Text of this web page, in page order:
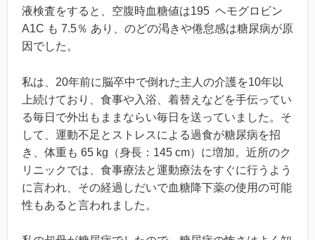
液検査をすると、空腹時血糖値は195 ヘモグロビン
A1C も 7.5％ あり、のどの渇きや倦怠感は糖尿病が原
因でした。
私は、20年前に脳卒中で倒れた主人の介護を10年以
上続けており、食事や入浴、着替えなどを手伝ってい
る毎日で外出もままならい毎日を送っていました。そ
して、運動不足とストレスによる過食が糖尿病を招
き、体重も 65 kg（身長：145 cm）に増加。近所のク
リニックでは、食事療法と運動療法をすぐに行うよう
に言われ、その経過しだいで血糖降下薬の使用の可能
性もあると言われました。